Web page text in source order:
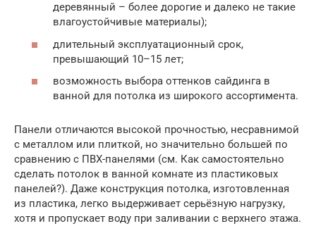
деревянный – более дорогие и далеко не такие
влагоустойчивые материалы);
длительный эксплуатационный срок,
превышающий 10–15 лет;
возможность выбора оттенков сайдинга в
ванной для потолка из широкого ассортимента.
Панели отличаются высокой прочностью, несравнимой
с металлом или плиткой, но значительно большей по
сравнению с ПВХ-панелями (см. Как самостоятельно
сделать потолок в ванной комнате из пластиковых
панелей?). Даже конструкция потолка, изготовленная
из пластика, легко выдерживает серьёзную нагрузку,
хотя и пропускает воду при заливании с верхнего этажа.